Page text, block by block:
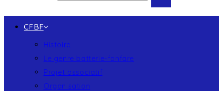
CFBF
Histoire
Le genre batterie-fanfare
Projet associatif
Organisation